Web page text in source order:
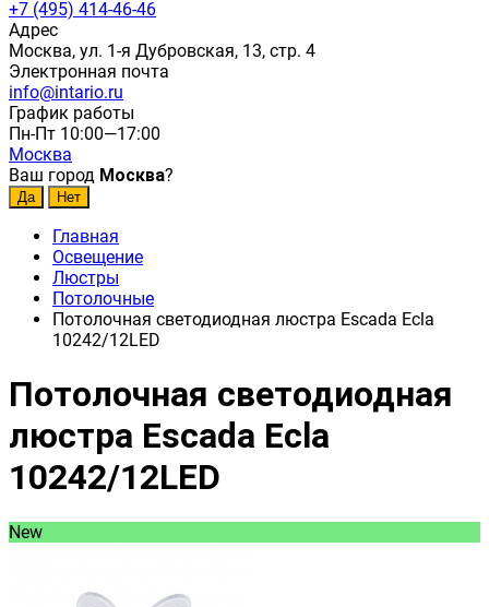
+7 (495) 414-46-46
Адрес
Москва, ул. 1-я Дубровская, 13, стр. 4
Электронная почта
info@intario.ru
График работы
Пн-Пт 10:00—17:00
Москва
Ваш город Москва?
Главная
Освещение
Люстры
Потолочные
Потолочная светодиодная люстра Escada Ecla
10242/12LED
Потолочная светодиодная
люстра Escada Ecla
10242/12LED
New